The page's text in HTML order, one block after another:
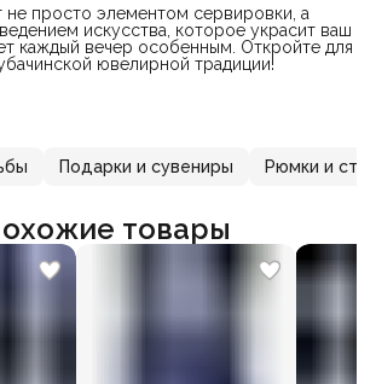
не просто элементом сервировки, а
искусства, которое украсит ваш
каждый вечер особенным. Откройте для
ювелирной традиции!
Подарки и сувениры Рюмки и
товары